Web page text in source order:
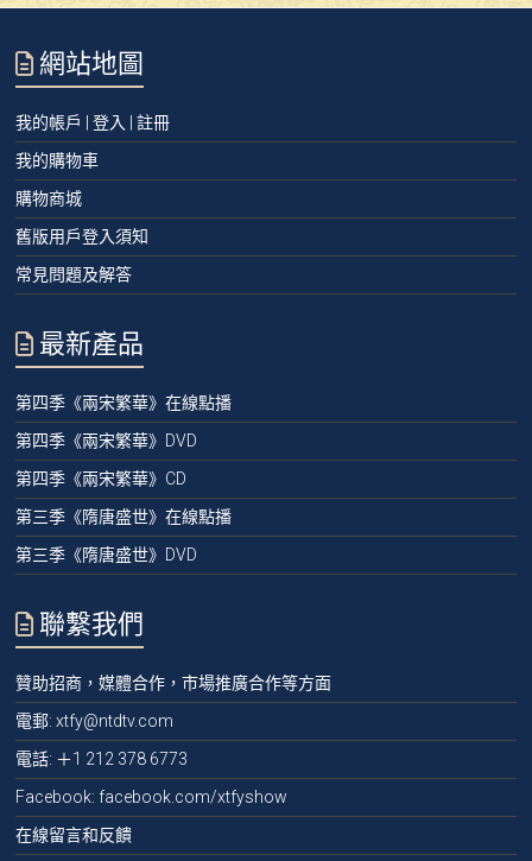
網站地圖
我的帳戶 | 登入 | 註冊
我的購物車
購物商城
舊版用戶登入須知
常見問題及解答
最新產品
第四季《兩宋繁華》在線點播
第四季《兩宋繁華》DVD
第四季《兩宋繁華》CD
第三季《隋唐盛世》在線點播
第三季《隋唐盛世》DVD
聯繫我們
贊助招商，媒體合作，市場推廣合作等方面
電郵:xtfy@ntdtv.com
電話: ＋1 212 378 6773
Facebook: facebook.com/xtfyshow
在線留言和反饋